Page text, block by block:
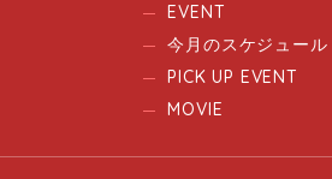
EVENT
今月のスケジュール
PICK UP EVENT
MOVIE